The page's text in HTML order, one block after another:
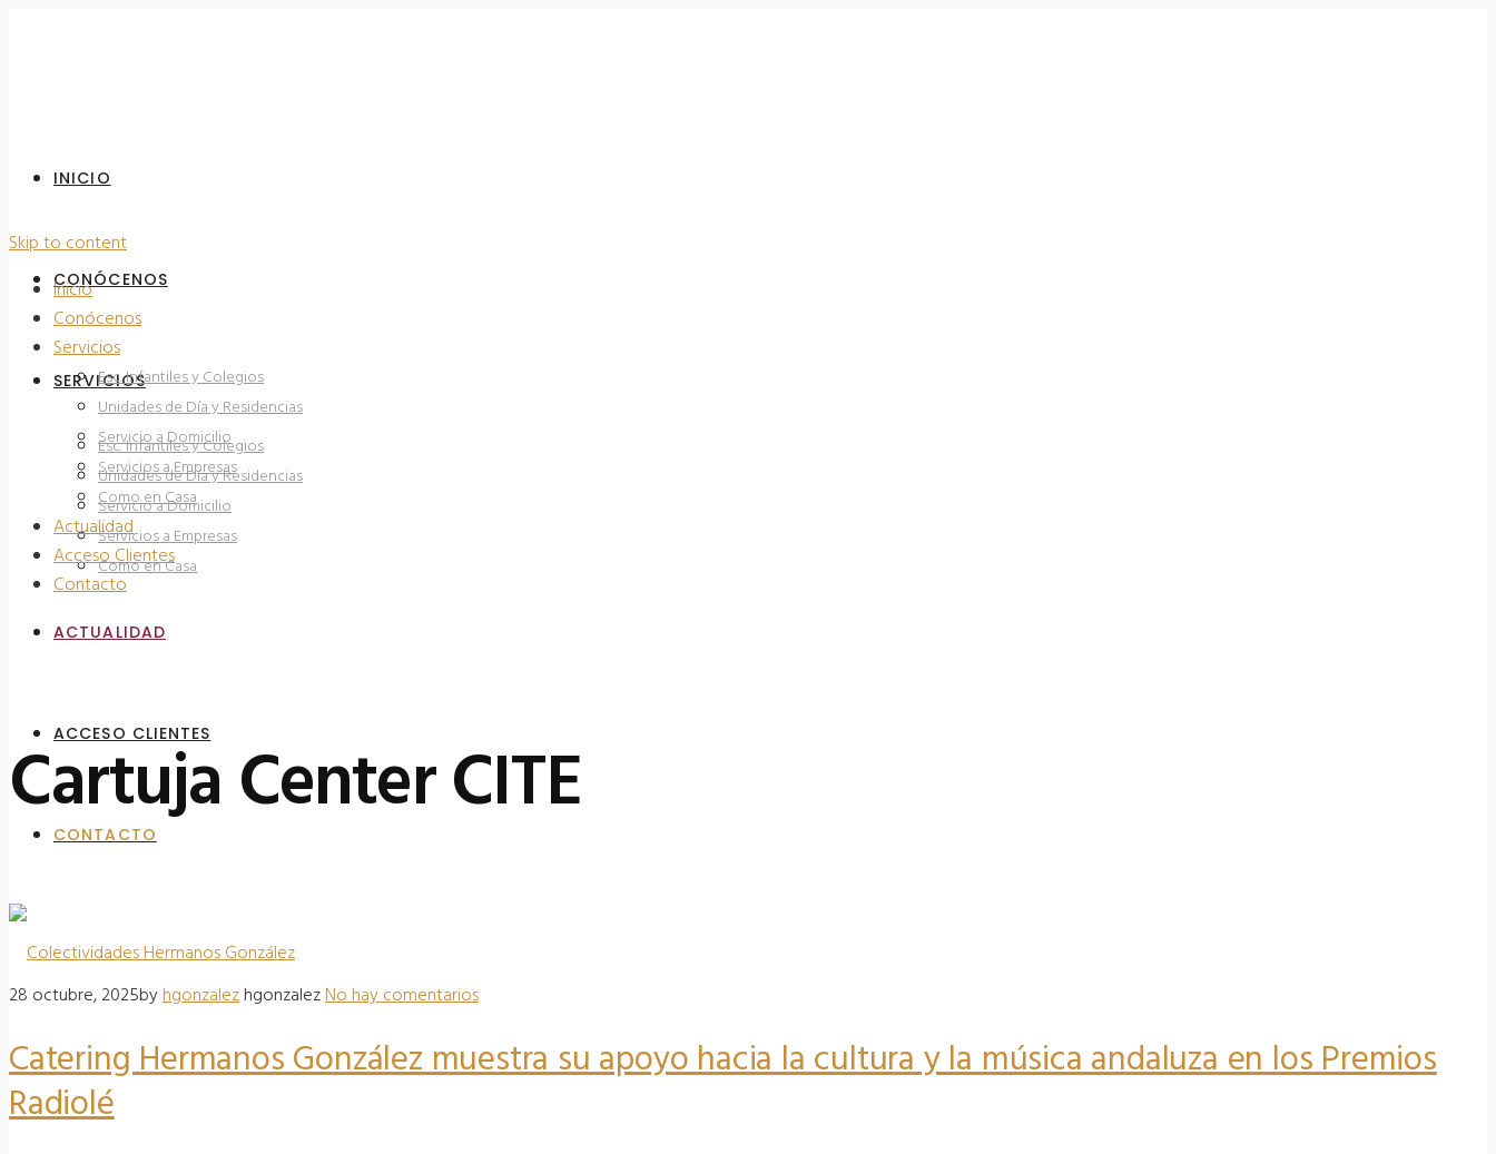
INICIO
CONÓCENOS
SERVICIOS
Esc. Infantiles y Colegios
Unidades de Día y Residencias
Servicio a Domicilio
Servicios a Empresas
Como en Casa
ACTUALIDAD
ACCESO CLIENTES
CONTACTO
Skip to content
Inicio
Conócenos
Servicios
Esc. Infantiles y Colegios
Unidades de Día y Residencias
Servicio a Domicilio
Servicios a Empresas
Como en Casa
Actualidad
Acceso Clientes
Contacto
Cartuja Center CITE
28 octubre, 2025byhgonzalezhgonzalezNo hay comentarios
Catering Hermanos González muestra su apoyo hacia la cultura y la música andaluza en los Premios
Radiolé